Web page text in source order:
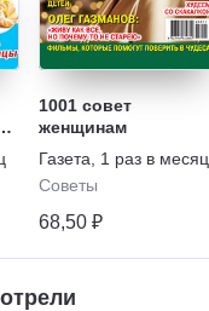
1001 совет
женщинам
Газета
1 раз в месяц
Советы
68,50 ₽